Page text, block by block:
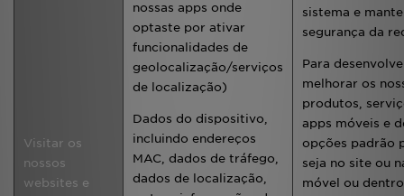
Visitar os
nossos
websites e
nossas apps onde
optaste por ativar
funcionalidades de
geolocalização/serviços
de localização)
Dados do dispositivo,
incluindo endereços
MAC, dados de tráfego,
dados de localização,
sistema e
segurança da
Para
melhorar os
produtos,
apps móveis e
opções padrão
seja no site ou
móvel ou